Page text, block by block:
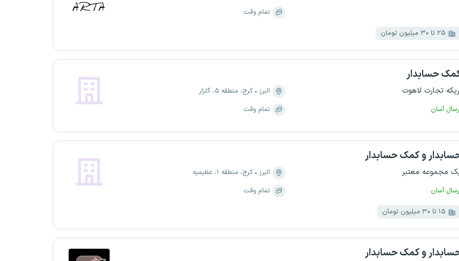
تمام وقت
۲۵ تا ۳۰ میلیون تومان
حسابدار
تجارت لاهوت
آسان
البرز
کرج، منطقه ۵، گلزار
تمام وقت
و کمک حسابدار
مجموعه معتبر
آسان
البرز
کرج، منطقه ۱، عظیمیه
تمام وقت
۱۵ تا ۳۰ میلیون تومان
و کمک حسابدار